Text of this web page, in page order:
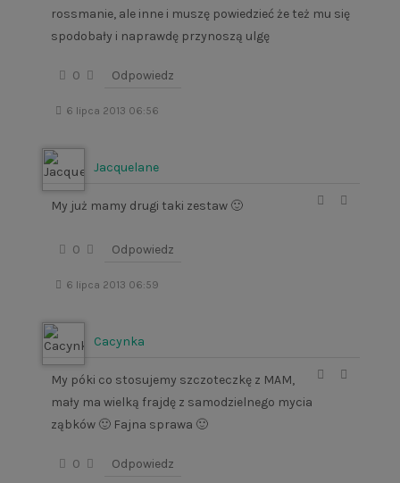
rossmanie, ale inne i muszę powiedzieć że też mu się
spodobały i naprawdę przynoszą ulgę
0 Odpowiedz
6 lipca 2013 06:56
Jacquelane
My już mamy drugi taki zestaw 🙂
0 Odpowiedz
6 lipca 2013 06:59
Cacynka
My póki co stosujemy szczoteczkę z MAM,
mały ma wielką frajdę z samodzielnego mycia
ząbków 🙂 Fajna sprawa 🙂
0 Odpowiedz